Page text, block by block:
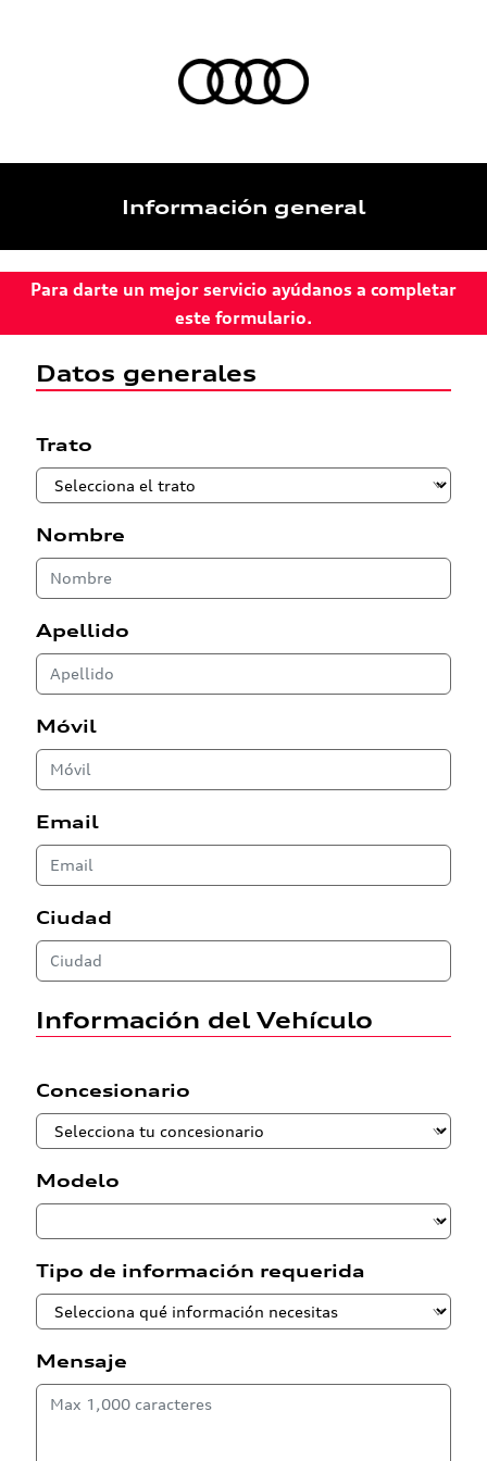
Información general
Para darte un mejor servicio ayúdanos a completar
este formulario.
Datos generales
Trato
Nombre
Apellido
Móvil
Email
Ciudad
Información del Vehículo
Concesionario
Modelo
Tipo de información requerida
Mensaje